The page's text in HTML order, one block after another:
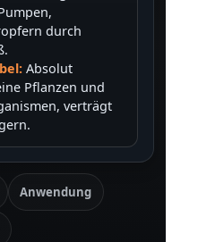
durch
Absolut
Pflanzen und
verträgt
Anwendung